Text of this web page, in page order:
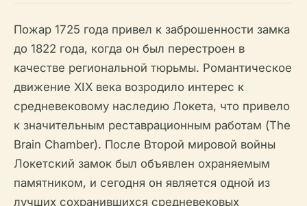
Пожар 1725 года привел к заброшенности замка
до 1822 года, когда он был перестроен в
качестве региональной тюрьмы. Романтическое
движение XIX века возродило интерес к
средневековому наследию Локета, что привело
к значительным реставрационным работам (The
Brain Chamber). После Второй мировой войны
Локетский замок был объявлен охраняемым
памятником, и сегодня он является одной из
лучших сохранившихся средневековых